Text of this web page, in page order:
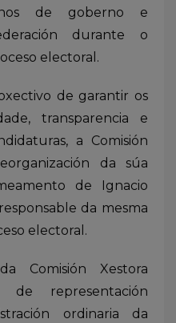
de goberno e
durante o
electoral.
de garantir os
transparencia e
a Comisión
da súa
de Ignacio
da mesma
electoral.
Comisión Xestora
de representación
ordinaria da